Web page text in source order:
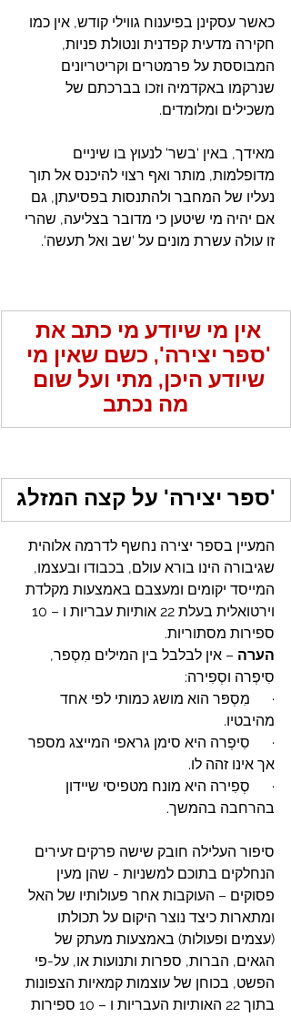
כאשר עסקינן בפיענוח גווילי קודש, אין כמו
חקירה מדעית קפדנית ונטולת פניות,
המבוססת על פרמטרים וקריטריונים
שנרקמו באקדמיה וזכו בברכתם של
משכילים ומלומדים.
מאידך, באין 'בשר' לנעוץ בו שיניים
מדופלמות, מותר ואף רצוי להיכנס אל תוך
נעליו של המחבר ולהתנסות בפסיעתן, גם
אם יהיה מי שיטען כי מדובר בצליעה, שהרי
זו עולה עשרת מונים על 'שב ואל תעשה'.
אין מי שיודע מי כתב את
'ספר יצירה', כשם שאין מי
שיודע היכן, מתי ועל שום
מה נכתב
'ספר יצירה' על קצה המזלג
המעיין בספר יצירה נחשף לדרמה אלוהית
שגיבורה הינו בורא עולם, בכבודו ובעצמו,
המייסד יקומים ומעצבם באמצעות מקלדת
ספירות מסתוריות.
הערה – אין לבלבל בין המילים מִסְפר,
סִיפְרה וסְפִירה:
·      מִסְפּר הוא מושג כמותי לפי אחד
מהיבטיו.
·      סִיפְרה היא סימן גראפי המייצג מספר
אך אינו זהה לו.
·      סְפִירה היא מונח מטפיסי שיידון
בהרחבה בהמשך.
סיפור העלילה חובק שישה פרקים זעירים
הנחלקים בתוכם למשניות - שהן מעין
פסוקים – העוקבות אחר פעולותיו של האל
ומתארות כיצד נוצר היקום על תכולתו
(עצמים ופעולות) באמצעות מעתק של
הגאים, הברות, ספרות ותנועות או, על-פי
הפשט, בכוחן של עוצמות קמאיות הצפונות
בתוך 22 האותיות העבריות ו – 10 ספירות